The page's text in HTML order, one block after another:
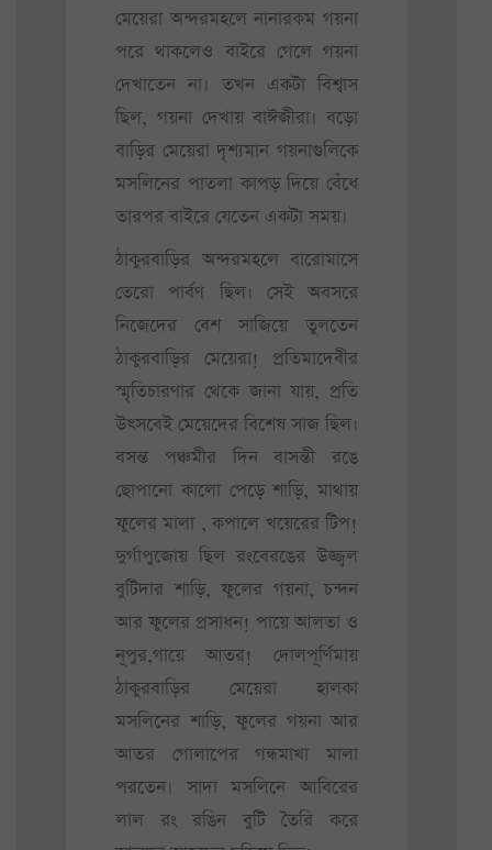
মেয়েরা অন্দরমহলে নানারকম গয়না
পরে থাকলেও বাইরে গেলে গয়না
দেখাতেন না। তখন একটা বিশ্বাস
ছিল, গয়না দেখায় বাঈজীরা। বড়ো
বাড়ির মেয়েরা দৃশ্যমান গয়নাগুলিকে
মসলিনের পাতলা কাপড় দিয়ে বেঁধে
তারপর বাইরে যেতেন একটা সময়।
ঠাকুরবাড়ির অন্দরমহলে বারোমাসে
তেরো পার্বণ ছিল। সেই অবসরে
নিজেদের বেশ সাজিয়ে তুলতেন
ঠাকুরবাড়ির মেয়েরা! প্রতিমাদেবীর
স্মৃতিচারণার থেকে জানা যায়, প্রতি
উৎসবেই মেয়েদের বিশেষ সাজ ছিল।
বসন্ত পঞ্চমীর দিন বাসন্তী রঙে
ছোপানো কালো পেড়ে শাড়ি, মাথায়
ফুলের মালা , কপালে খয়েরের টিপ!
দুর্গাপুজোয় ছিল রংবেরঙের উজ্জ্বল
বুটিদার শাড়ি, ফুলের গয়না, চন্দন
আর ফুলের প্রসাধন! পায়ে আলতা ও
নূপুর,গায়ে আতর! দোলপূর্ণিমায়
ঠাকুরবাড়ির মেয়েরা হালকা
মসলিনের শাড়ি, ফুলের গয়না আর
আতর গোলাপের গন্ধমাখা মালা
পরতেন। সাদা মসলিনে আবিরের
লাল রং রঙিন বুটি তৈরি করে